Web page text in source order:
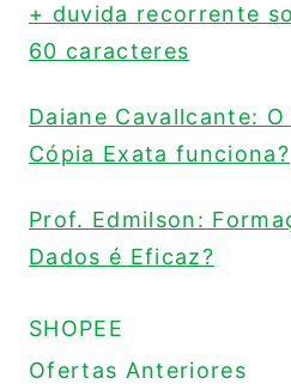
+ duvida recorrente
60 caracteres
Daiane Cavallcante:
Cópia Exata funciona?
Prof. Edmilson:
Dados é Eficaz?
SHOPEE
Ofertas Anteriores